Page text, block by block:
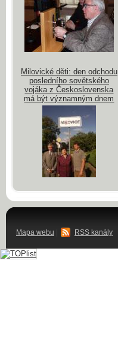
Milovické děti: den odchodu
posledního sovětského
vojáka z Československa
má být významným dnem
Mapa webu RSS kanály